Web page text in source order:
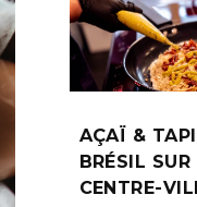
AÇAÏ &
BRÉSIL
CENTRE-